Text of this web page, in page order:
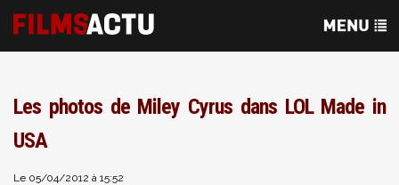
Les photos de Miley Cyrus dans LOL Made in
USA
Le 05/04/2012 à 15:52